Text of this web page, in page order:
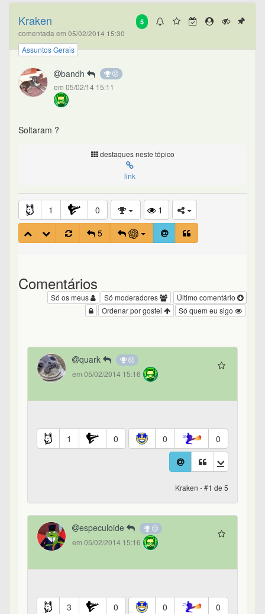
5
Kraken
comentada em 05/02/2014 15:30
Assuntos Gerais
bandh
em 05/02/14 15:11
Soltaram ?
destaques neste tópico
link
1 0
1
5
Comentários
Último comentário
Só moderadores
Só os meus
Só quem eu sigo
Ordenar por gostei
quark
em 05/02/2014 15:16
1 0 0 0
Kraken - #1 de 5
especuloide
em 05/02/2014 15:16
3 0 0 0